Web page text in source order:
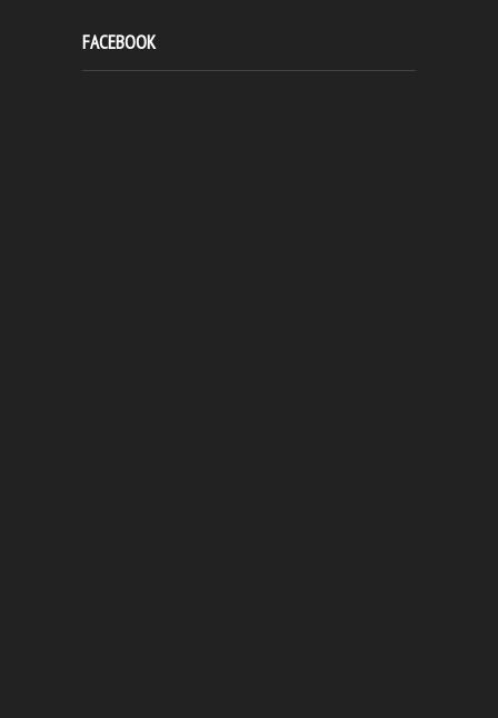
FACEBOOK